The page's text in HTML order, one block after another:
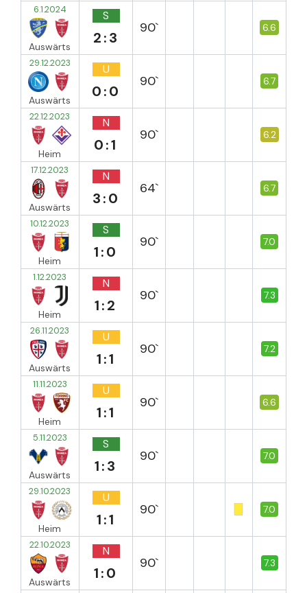
6.1.2024
Auswärts
S
2:3
90` 6.6
29.12.2023
Auswärts
U
0:0
90` 6.7
22.12.2023
Heim
N
0:1
90` 6.2
17.12.2023
Auswärts
N
3:0
64` 6.7
10.12.2023
Heim
S
1:0
90` 7.0
1.12.2023
Heim
N
1:2
90` 7.3
26.11.2023
Auswärts
U
1:1
90` 7.2
11.11.2023
Heim
U
1:1
90` 6.6
5.11.2023
Auswärts
S
1:3
90` 7.0
29.10.2023
Heim
U
1:1
90` 7.0
22.10.2023
Auswärts
N
1:0
90` 7.3